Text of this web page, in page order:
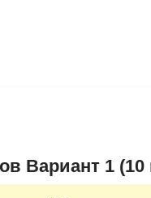
Вариант 1